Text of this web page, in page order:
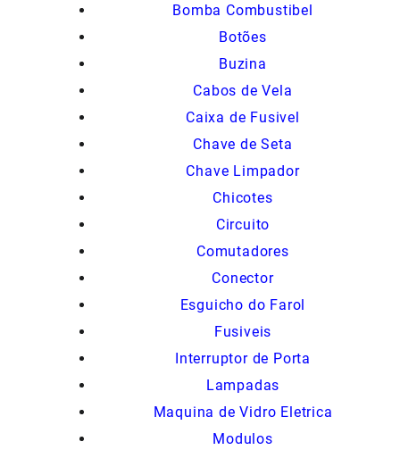
Bomba Combustibel
Botões
Buzina
Cabos de Vela
Caixa de Fusivel
Chave de Seta
Chave Limpador
Chicotes
Circuito
Comutadores
Conector
Esguicho do Farol
Fusiveis
Interruptor de Porta
Lampadas
Maquina de Vidro Eletrica
Modulos